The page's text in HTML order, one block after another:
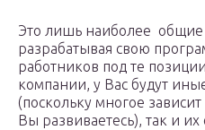
Это лишь наиболее общие
разрабатывая свою
работников под те
компании, у Вас будут
(поскольку многое
Вы развиваетесь), так и их